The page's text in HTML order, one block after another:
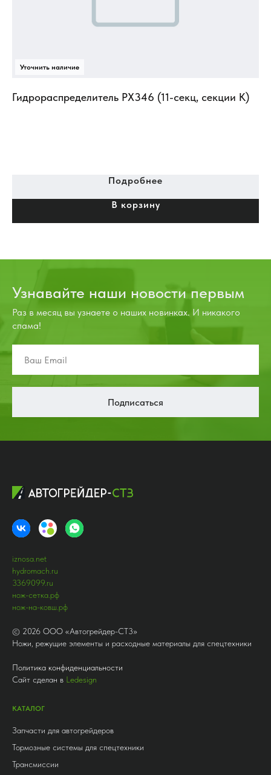
Гидрораспределитель РХ346 (11-секц, секции К)
Подробнее
В корзину
Узнавайте наши новости первым
Раз в месяц вы узнаете о наших новинках. И никакого
спама!
Подписаться
iznosa.net
hydromach.ru
3369099.ru
нож-сетка.рф
нож-на-ковш.рф
© 2026 ООО «Автогрейдер-СТ3»
Ножи, режущие элементы и расходные материалы для спецтехники
Политика конфиденциальности
Сайт сделан в Ledesign
КАТАЛОГ
Запчасти для автогрейдеров
Тормозные системы для спецтехники
Трансмиссии